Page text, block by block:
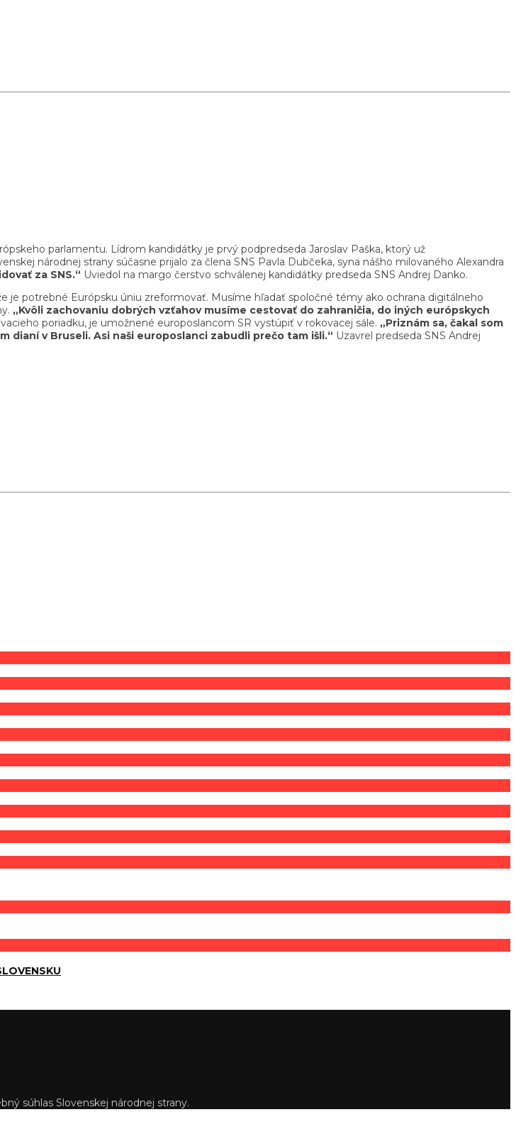
parlamentu. Lídrom kandidátky je prvý podpredseda Jaroslav Paška, ktorý už
národnej strany súčasne prijalo za člena SNS Pavla Dubčeka, syna nášho milovaného Alexandra
za SNS.“ Uviedol na margo čerstvo schválenej kandidátky predseda SNS Andrej Danko.
je potrebné Európsku úniu zreformovať. Musíme hľadať spoločné témy ako ochrana digitálneho
„Kvôli zachovaniu dobrých vzťahov musíme cestovať do zahraničia, do iných európskych
poriadku, je umožnené europoslancom SR vystúpiť v rokovacej sále. „Priznám sa, čakal som
v Bruseli. Asi naši europoslanci zabudli prečo tam išli.“ Uzavrel predseda SNS Andrej
súhlas Slovenskej národnej strany.